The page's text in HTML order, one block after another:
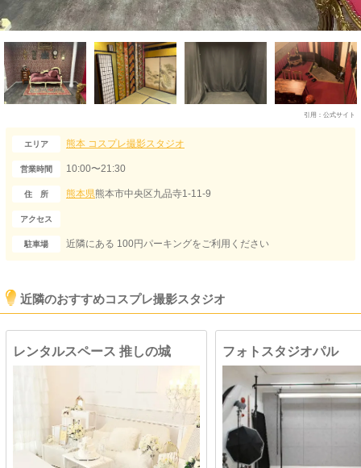
引用： 公式サイト
エリア 熊本 コスプレ撮影スタジオ
営業時間 10:00〜21:30
住 所 熊本県熊本市中央区九品寺1-11-9
アクセス
駐車場 近隣にある 100円パーキングをご利用ください
近隣のおすすめコスプレ撮影スタジオ
レンタルスペース 推しの城 フォトスタジオパル